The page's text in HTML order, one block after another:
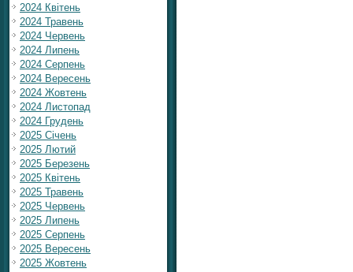
2024 Квітень
2024 Травень
2024 Червень
2024 Липень
2024 Серпень
2024 Вересень
2024 Жовтень
2024 Листопад
2024 Грудень
2025 Січень
2025 Лютий
2025 Березень
2025 Квітень
2025 Травень
2025 Червень
2025 Липень
2025 Серпень
2025 Вересень
2025 Жовтень